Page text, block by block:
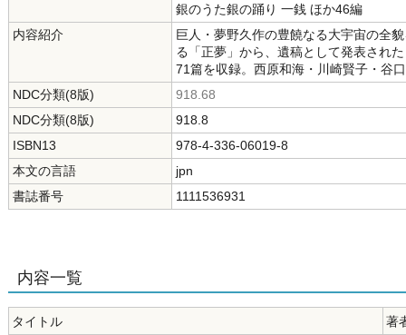
銀のうた銀の踊り 一銭 ほか46編
内容紹介
巨人・夢野久作の豊饒なる大宇宙の全
る「正夢」から、遺稿として発表され
71篇を収録。西原和海・川崎賢子・谷
NDC分類(8版)
918.68
NDC分類(8版)
918.8
ISBN13
978-4-336-06019-8
本文の言語
jpn
書誌番号
1111536931
内容一覧
タイトル
著